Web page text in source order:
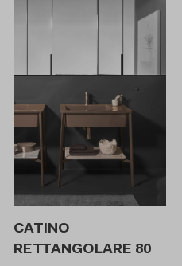
CATINO
RETTANGOLARE 80